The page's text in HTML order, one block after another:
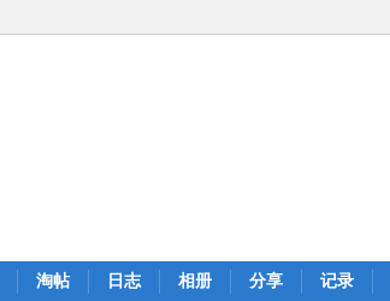
淘帖 日志 相册 分享 记录